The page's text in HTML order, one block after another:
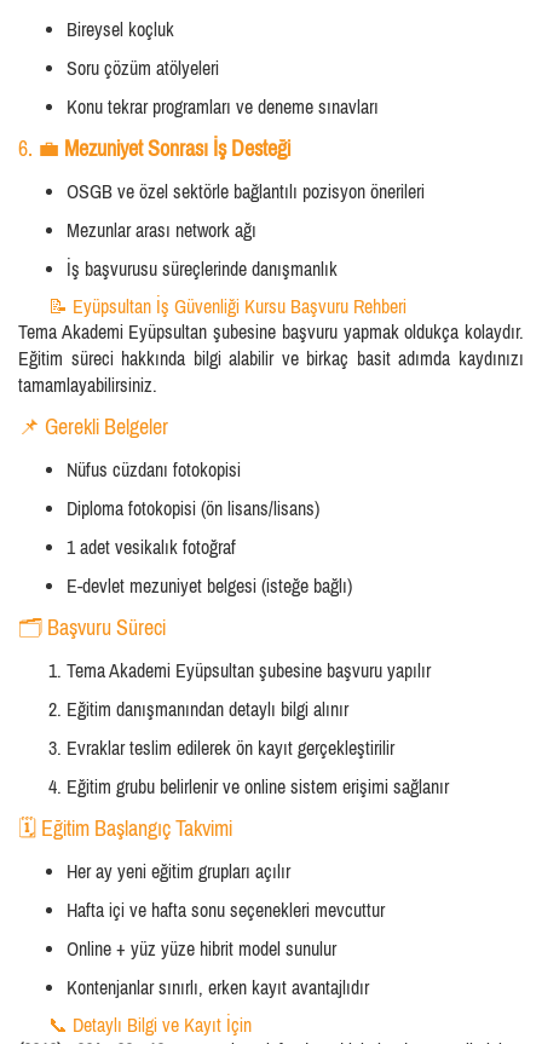
Bireysel koçluk
Soru çözüm atölyeleri
Konu tekrar programları ve deneme sınavları
6. 💼 Mezuniyet Sonrası İş Desteği
OSGB ve özel sektörle bağlantılı pozisyon önerileri
Mezunlar arası network ağı
İş başvurusu süreçlerinde danışmanlık
📝 Eyüpsultan İş Güvenliği Kursu Başvuru Rehberi
Tema Akademi Eyüpsultan şubesine başvuru yapmak oldukça kolaydır.
Eğitim süreci hakkında bilgi alabilir ve birkaç basit adımda kaydınızı
tamamlayabilirsiniz.
📌 Gerekli Belgeler
Nüfus cüzdanı fotokopisi
Diploma fotokopisi (ön lisans/lisans)
1 adet vesikalık fotoğraf
E-devlet mezuniyet belgesi (isteğe bağlı)
🗂️ Başvuru Süreci
Tema Akademi Eyüpsultan şubesine başvuru yapılır
Eğitim danışmanından detaylı bilgi alınır
Evraklar teslim edilerek ön kayıt gerçekleştirilir
Eğitim grubu belirlenir ve online sistem erişimi sağlanır
🗓️ Eğitim Başlangıç Takvimi
Her ay yeni eğitim grupları açılır
Hafta içi ve hafta sonu seçenekleri mevcuttur
Online + yüz yüze hibrit model sunulur
Kontenjanlar sınırlı, erken kayıt avantajlıdır
📞 Detaylı Bilgi ve Kayıt İçin